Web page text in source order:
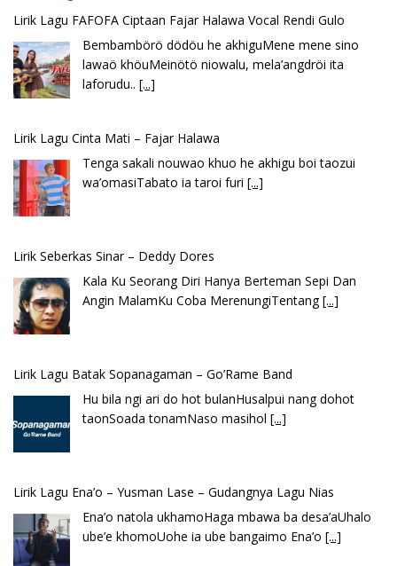
Lirik Lagu FAFOFA Ciptaan Fajar Halawa Vocal Rendi Gulo
Bembambörö dödöu he akhiguMene mene sino
lawaö khöuMeinötö niowalu, mela’angdröi ita
laforudu.. [...]
Lirik Lagu Cinta Mati – Fajar Halawa
Tenga sakali nouwao khuo he akhigu boi taozui
wa’omasiTabato ia taroi furi [...]
Lirik Seberkas Sinar – Deddy Dores
Kala Ku Seorang Diri Hanya Berteman Sepi Dan
Angin MalamKu Coba MerenungiTentang[...]
Lirik Lagu Batak Sopanagaman – Go’Rame Band
Hu bila ngi ari do hot bulanHusalpui nang dohot
taonSoada tonamNaso masihol [...]
Lirik Lagu Ena’o – Yusman Lase – Gudangnya Lagu Nias
Ena’o natola ukhamoHaga mbawa ba desa’aUhalo
ube’e khomoUohe ia ube bangaimo Ena’o [...]